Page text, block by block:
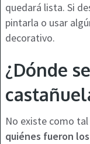
quedará lista. Si
pintarla o usar
decorativo.
¿Dónde
No existe como
quiénes fueron